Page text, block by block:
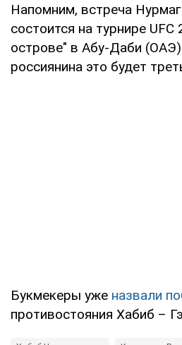
Напомним, встреча
состоится на турнире
острове" в Абу-Даби
россиянина это будет
Букмекеры уже назвали
противостояния Хабиб –